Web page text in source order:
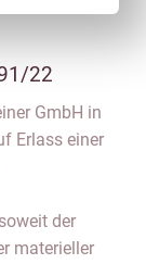
22
GmbH in
Erlass einer
der
materieller